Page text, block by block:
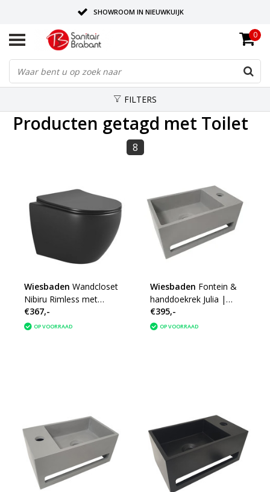
SHOWROOM IN NIEUWKUIJK
BEZORGING OP AFSPRAAK
LEVERING EN REALISATIE ONDER EEN DAK!
0
FILTERS
Producten getagd met Toilet
8
Wiesbaden Wandcloset
Nibiru Rimless met
Softclose Zitting 48 cm
Mat Zwart
€367,-
OP VOORRAAD
Wiesbaden Fontein &
handdoekrek Julia |
Betonlook | Kraangat
rechts |
€395,-
OP VOORRAAD